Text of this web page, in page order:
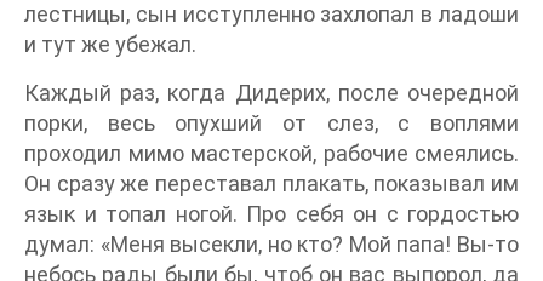
лестницы, сын исступленно захлопал в ладоши
и тут же убежал.
Каждый раз, когда Дидерих, после очередной
порки, весь опухший от слез, с воплями
проходил мимо мастерской, рабочие смеялись.
Он сразу же переставал плакать, показывал им
язык и топал ногой. Про себя он с гордостью
думал: «Меня высекли, но кто? Мой папа! Вы-то
небось рады были бы, чтоб он вас выпорол, да